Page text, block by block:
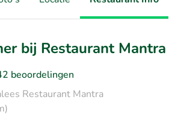
bij Restaurant Mantra
beoordelingen
Restaurant Mantra